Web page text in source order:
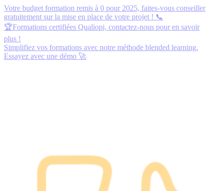
Votre budget formation remis à 0 pour 2025, faites-vous conseiller
gratuitement sur la mise en place de votre projet ! 📞
🏆Formations certifiées Qualiopi, contactez-nous pour en savoir
plus !
Simplifiez vos formations avec notre méthode blended learning.
Essayez avec une démo 🚀